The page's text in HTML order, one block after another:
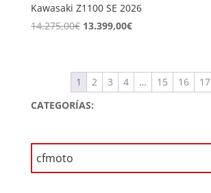
Kawasaki Z1100 SE 2026
14.275,00€ El
era:
14.275,00€.
13.399,00€El
es:
13.399,00€.
1 2 3 4 … 15 16 17
CATEGORÍAS: